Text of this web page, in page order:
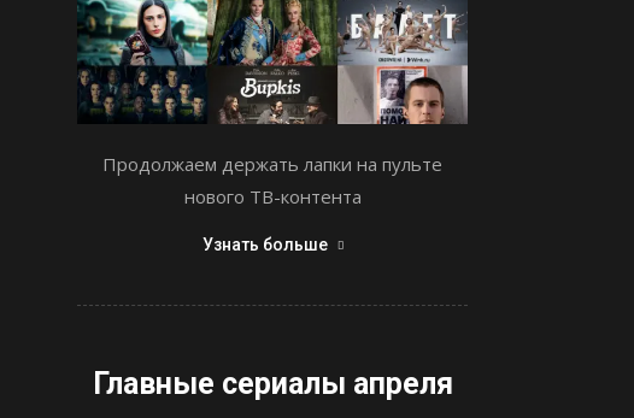
Продолжаем держать лапки на пульте
нового ТВ-контента
Узнать больше
Главные сериалы апреля